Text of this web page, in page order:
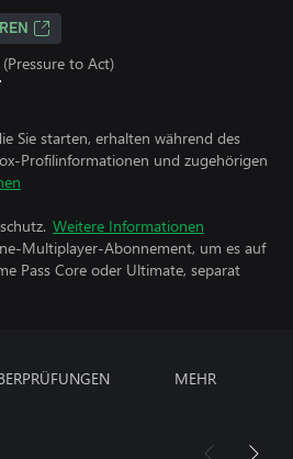
to Act)
Sie starten, erhalten während des
Profilinformationen und zugehörigen
Weitere Informationen
Multiplayer-Abonnement, um es auf
Pass Core oder Ultimate, separat
MEHR